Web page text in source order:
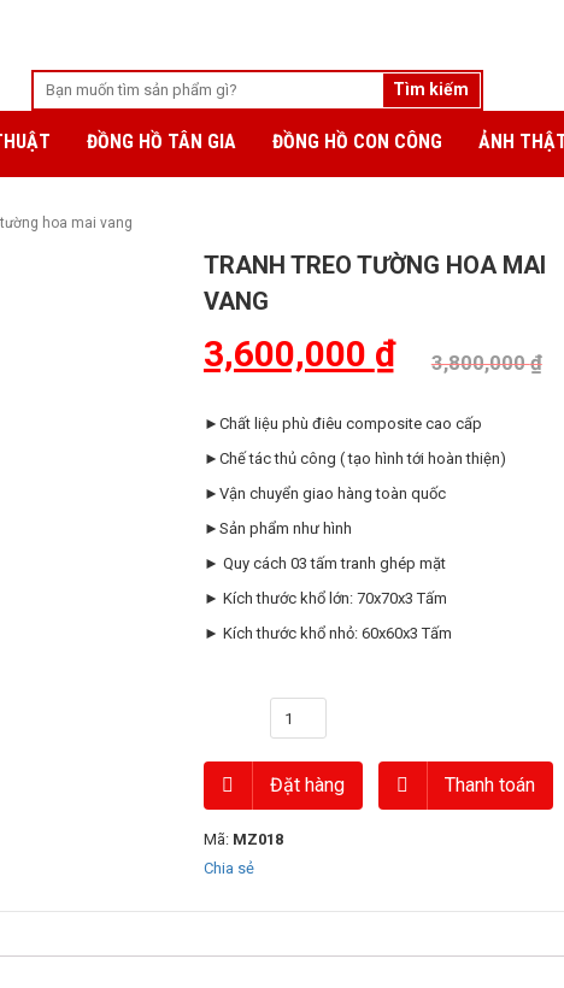
ĐỒNG HỒ TÂN GIA ĐỒNG HỒ CON CÔNG ẢNH
hoa mai vang
TRANH TREO TƯỜNG HOA MAI
VANG
3,800,000₫
3,600,000 ₫
►Chất liệu phù điêu composite cao cấp
►Chế tác thủ công ( tạo hình tới hoàn thiện)
►Vận chuyển giao hàng toàn quốc
►Sản phẩm như hình
► Quy cách 03 tấm tranh ghép mặt
► Kích thước khổ lớn: 70x70x3 Tấm
► Kích thước khổ nhỏ: 60x60x3 Tấm
Đặt hàng Thanh toán
Mã: MZ018
Chia sẻ